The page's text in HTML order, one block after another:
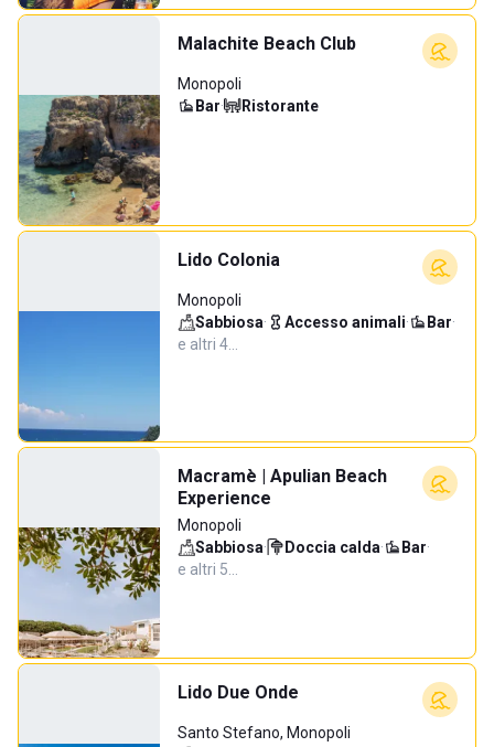
Malachite Beach Club
Monopoli
Bar· Ristorante
Lido Colonia
Monopoli
Sabbiosa· Accesso animali· Bar·
e altri 4…
Macramè | Apulian Beach
Experience
Monopoli
Sabbiosa· Doccia calda· Bar·
e altri 5…
Lido Due Onde
Santo Stefano, Monopoli